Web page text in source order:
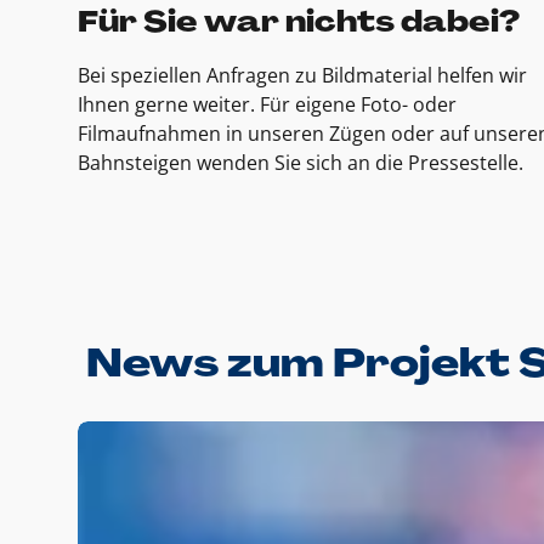
Für Sie war nichts dabei?
Bei speziellen Anfragen zu Bildmaterial helfen wir
Ihnen gerne weiter. Für eigene Foto- oder
Filmaufnahmen in unseren Zügen oder auf
Bahnsteigen wenden Sie sich an die Pressestelle.
News zum Projekt